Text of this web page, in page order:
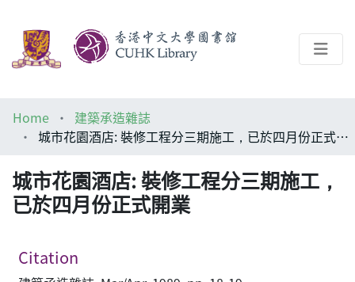
Help
Home
建築承造雜誌
城市花園酒店: 裝修工程分三期施工，已於四月份正式開業
城市花園酒店: 裝修工程分三期施工，
已於四月份正式開業
Citation